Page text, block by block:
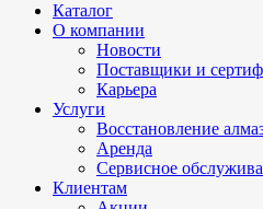
Каталог
О компании
Новости
Поставщики и
Карьера
Услуги
Восстановление
Аренда
Сервисное
Клиентам